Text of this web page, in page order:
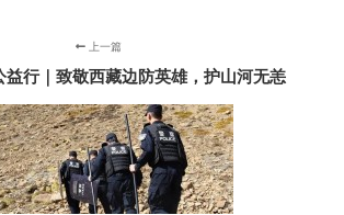
上一篇
益行｜致敬西藏边防英雄，护山河无恙